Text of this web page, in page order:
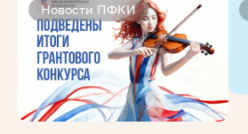
Новости ПФКИ